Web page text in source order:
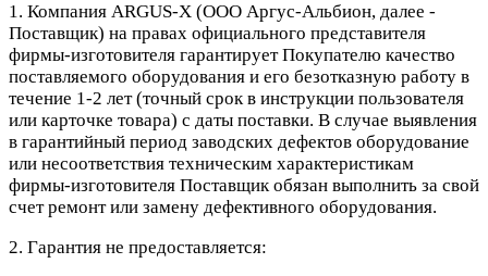
1. Компания ARGUS-X (ООО Аргус-Альбион, далее -
Поставщик) на правах официального представителя
фирмы-изготовителя гарантирует Покупателю качество
поставляемого оборудования и его безотказную работу в
течение 1-2 лет (точный срок в инструкции пользователя
или карточке товара) с даты поставки. В случае выявления
в гарантийный период заводских дефектов оборудование
или несоответствия техническим характеристикам
фирмы-изготовителя Поставщик обязан выполнить за свой
счет ремонт или замену дефективного оборудования.
2. Гарантия не предоставляется: